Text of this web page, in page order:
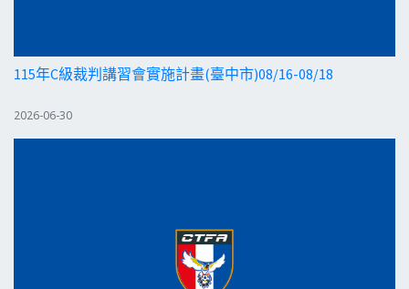
115年C級裁判講習會實施計畫(臺中市)08/16-08/18
2026-06-30